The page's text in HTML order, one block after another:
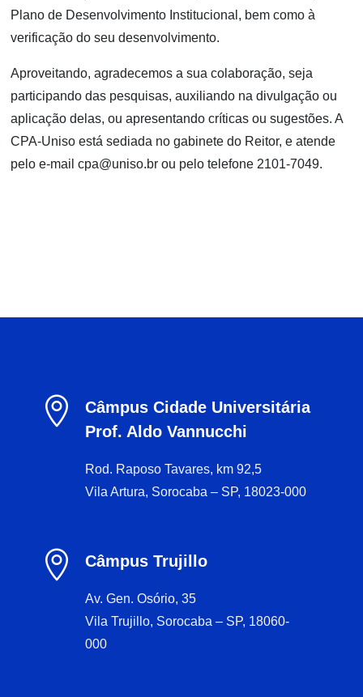
Plano de Desenvolvimento Institucional, bem como à
verificação do seu desenvolvimento.
Aproveitando, agradecemos a sua colaboração, seja
participando das pesquisas, auxiliando na divulgação ou
aplicação delas, ou apresentando críticas ou sugestões. A
CPA-Uniso está sediada no gabinete do Reitor, e atende
pelo e-mail cpa@uniso.br ou pelo telefone 2101-7049.

Câmpus Cidade Universitária
Prof. Aldo Vannucchi
Rod. Raposo Tavares, km 92,5
Vila Artura, Sorocaba – SP, 18023-000
 Câmpus Trujillo
Av. Gen. Osório, 35
Vila Trujillo, Sorocaba – SP, 18060-
000